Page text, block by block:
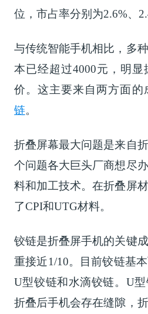
位，市占率分别为2.6%、
与传统智能手机相比，多
本已经超过4000元，明
价。这主要来自两方面的
链。
折叠屏幕最大问题是来自
个问题各大巨头厂商想尽
料和加工技术。在折叠屏
了CPI和UTG材料。
铰链是折叠屏手机的关键
重接近1/10。目前铰链基
U型铰链和水滴铰链。U型
折叠后手机会存在缝隙，